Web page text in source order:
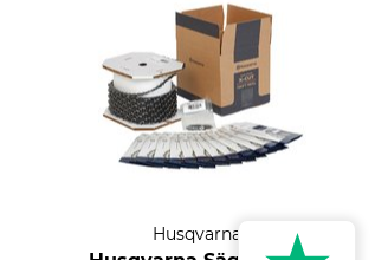
Husqvarna